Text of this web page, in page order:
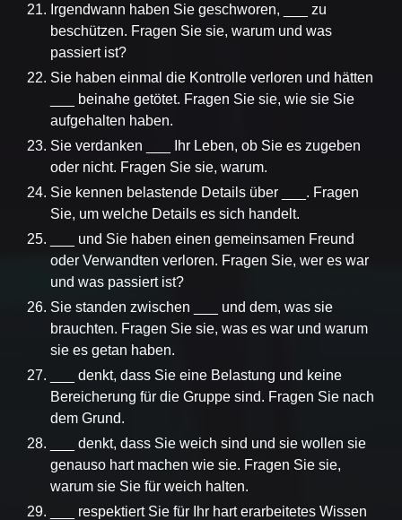
Irgendwann haben Sie geschworen, ___ zu
beschützen. Fragen Sie sie, warum und was
passiert ist?
Sie haben einmal die Kontrolle verloren und hätten
___ beinahe getötet. Fragen Sie sie, wie sie Sie
aufgehalten haben.
Sie verdanken ___ Ihr Leben, ob Sie es zugeben
oder nicht. Fragen Sie sie, warum.
Sie kennen belastende Details über ___. Fragen
Sie, um welche Details es sich handelt.
___ und Sie haben einen gemeinsamen Freund
oder Verwandten verloren. Fragen Sie, wer es war
und was passiert ist?
Sie standen zwischen ___ und dem, was sie
brauchten. Fragen Sie sie, was es war und warum
sie es getan haben.
___ denkt, dass Sie eine Belastung und keine
Bereicherung für die Gruppe sind. Fragen Sie nach
dem Grund.
___ denkt, dass Sie weich sind und sie wollen sie
genauso hart machen wie sie. Fragen Sie sie,
warum sie Sie für weich halten.
___ respektiert Sie für Ihr hart erarbeitetes Wissen